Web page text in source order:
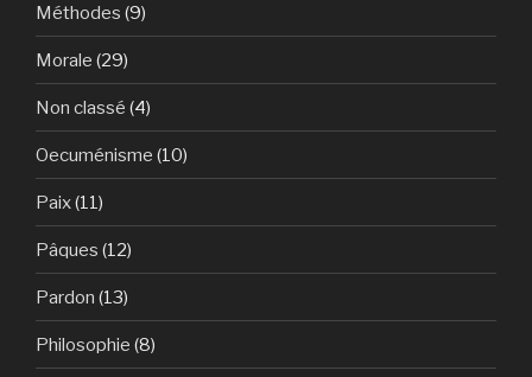
Méthodes (9)
Morale (29)
Non classé (4)
Oecuménisme (10)
Paix(11)
Pâques (12)
Pardon (13)
Philosophie (8)